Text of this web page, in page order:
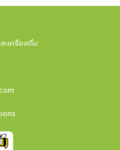
ะเครื่องดื่ม